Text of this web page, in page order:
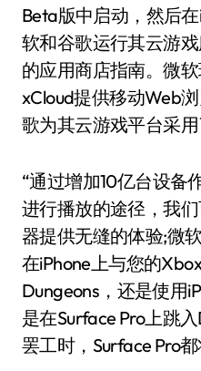
Beta版中启动，然后
软和谷歌运行其云游
的应用商店指南。微
xCloud提供移动Web
歌为其云游戏平台采用
“通过增加10亿台设备
进行播放的途径，我
器提供无缝的体验;微
在iPhone上与您的
Dungeons，还是使用
是在Surface Pro上跳
罢工时，Surface Pro